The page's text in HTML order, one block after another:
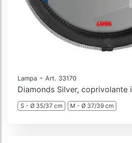
Lampa - Art. 33170
Diamonds Silver, coprivolante
S - Ø 35/37 cm M - Ø 37/39 cm